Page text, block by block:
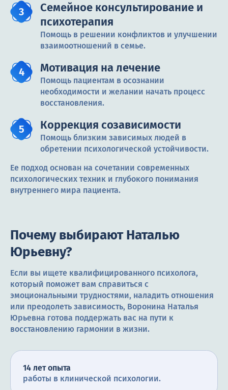
Семейное консультирование и
психотерапия
Помощь в решении конфликтов и улучшении
взаимоотношений в семье.
Мотивация на лечение
Помощь пациентам в осознании
необходимости и желании начать процесс
восстановления.
Коррекция созависимости
Помощь близким зависимых людей в
обретении психологической устойчивости.
Ее подход основан на сочетании современных
психологических техник и глубокого понимания
внутреннего мира пациента.
Почему выбирают Наталью
Юрьевну?
Если вы ищете квалифицированного психолога,
который поможет вам справиться с
эмоциональными трудностями, наладить отношения
или преодолеть зависимость, Воронина Наталья
Юрьевна готова поддержать вас на пути к
восстановлению гармонии в жизни.
14 лет опыта
работы в клинической психологии.